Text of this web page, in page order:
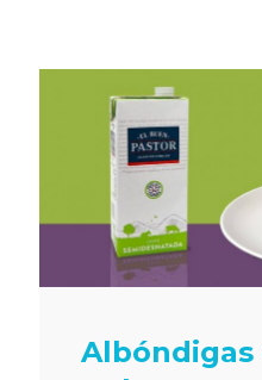
Albóndigas